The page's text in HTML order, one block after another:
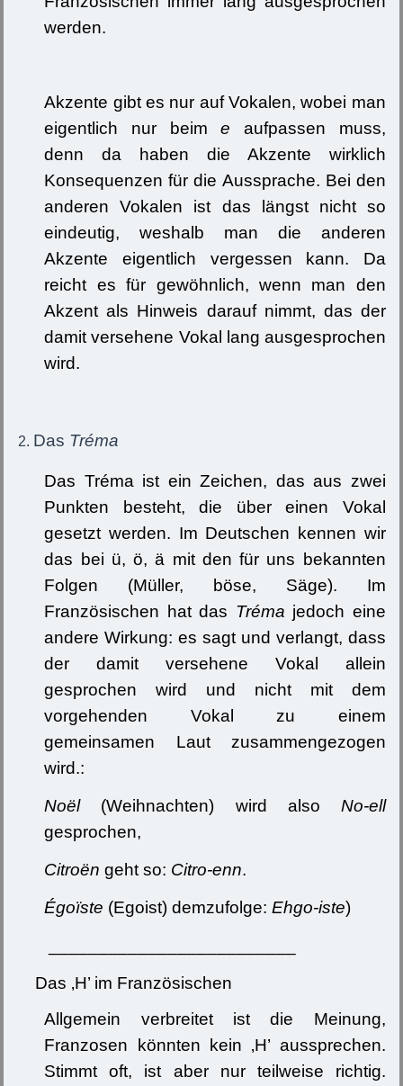
werden.
Akzente gibt es nur auf Vokalen, wobei man
eigentlich nur beime aufpassen muss,
denn da haben die Akzente wirklich
Konsequenzen für die Aussprache. Bei den
anderen Vokalen ist das längst nicht so
eindeutig, weshalb man die anderen
Akzente eigentlich vergessen kann. Da
reicht es für gewöhnlich, wenn man den
Akzent als Hinweis darauf nimmt, das der
damit versehene Vokal lang ausgesprochen
wird.
Das Tréma
Das Tréma ist ein Zeichen, das aus zwei
Punkten besteht, die über einen Vokal
gesetzt werden. Im Deutschen kennen wir
das bei ü, ö, ä mit den für uns bekannten
Folgen (Müller, böse, Säge). Im
Französischen hat das Tréma jedoch eine
andere Wirkung: es sagt und verlangt, dass
der damit versehene Vokal allein
gesprochen wird und nicht mit dem
vorgehenden Vokal zu einem
gemeinsamen Laut zusammengezogen
wird.:
Noël (Weihnachten) wird also No-ell
gesprochen,
Citroën geht so: Citro-enn.
Égoïste (Egoist) demzufolge:Ehgo-iste)
Das ‚H’ im Französischen
Allgemein verbreitet ist die Meinung,
Franzosen könnten kein ‚H’ aussprechen.
Stimmt oft, ist aber nur teilweise richtig.